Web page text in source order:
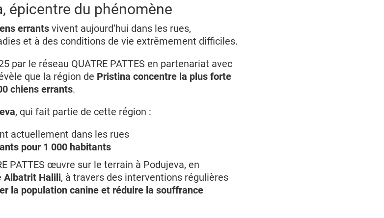
épicentre du phénomène
errants vivent aujourd’hui dans les rues,
et à des conditions de vie extrêmement difficiles.
par le réseau QUATRE PATTES en partenariat avec
que la région de Pristina concentre la plus forte
chiens errants.
, qui fait partie de cette région :
actuellement dans les rues
pour 1 000 habitants
PATTES œuvre sur le terrain à Podujeva, en
Albatrit Halili, à travers des interventions régulières
la population canine et réduire la souffrance